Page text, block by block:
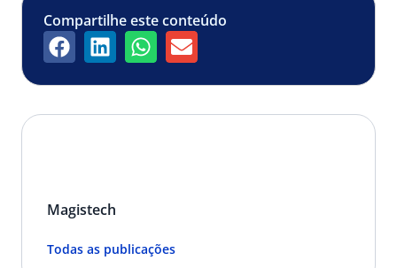
Compartilhe este conteúdo
Magistech
Todas as publicações